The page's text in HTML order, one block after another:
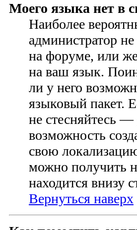
Моего языка нет в
Наиболее
администратор
на форуме, или
на ваш язык.
ли у него
языковый пакет.
не стесняйтесь —
возможность
свою
можно получить
находится внизу
Вернуться наверх